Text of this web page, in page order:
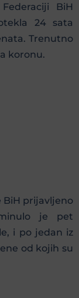
BiH
24 sata
Trenutno
koronu.
BiH prijavljeno
je pet
i po jedan iz
od kojih su